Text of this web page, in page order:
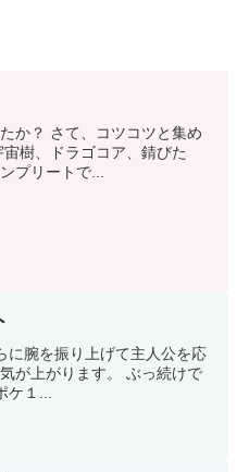
か？ さて、コツコツと集め
樹、ドラゴコア、錆びた
プリートで...
に腕を振り上げて主人公を応
が上がります。 ぶっ続けで
１...